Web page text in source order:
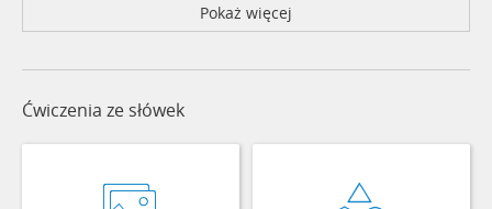
Pokaż więcej
Ćwiczenia ze słówek